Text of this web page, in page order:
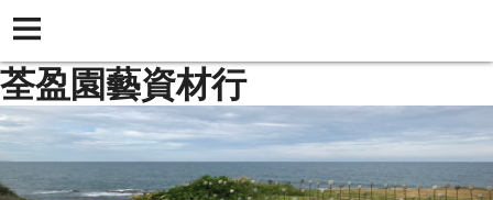
荃盈園藝資材行